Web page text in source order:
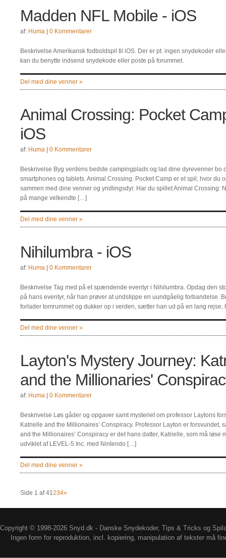
Madden NFL Mobile - iOS
af: Huma 0 Kommentarer
Beskrivelse Amerikansk fodboldspil til iOS. Der er pt. ingen snydekoder
kan du benytte indsend snydekode eller poste på forummet.
Del med dine venner »
Animal Crossing: Pocket
iOS
af: Huma 0 Kommentarer
Beskrivelse Byg verdens bedste campingplads og lad dine dyrevenner bo
smartphones og tablets. Animal Crossing: Pocket Camp er et spil, hvor du
sammen med dine venner og yndlingsdyr. Har du spillet Animal Crossing:
på mange velkendte […]
Del med dine venner »
Nihilumbra - iOS
af: Huma 0 Kommentarer
Beskrivelse Tag med på et spændende eventyr i Nihilumbra. Opdag den
på hans eventyr, når han prøver at undslippe en uundgåelig forbandelse.
forlader tomrummet og dukker op i verden, sætter han ud på en lang
Del med dine venner »
Layton's Mystery Journey:
and the Millionaries'
af: Huma 0 Kommentarer
Beskrivelse Løs gåder og opgaver samt mysteriet om professor Laytons
Katrielle and the Millionaires’ Conspiracy. Professor Layton er forsvundet,
and the Millionaires’ Conspiracy er det hans datter, Katrielle, som må løse
udviklet af LEVEL-5 Inc. med Nintendo […]
Del med dine venner »
Side 1 af 41234»
Copyright © 1998-2026 Snyd.dk - Danske Snydekoder, Tips & Tricks og
Ingen form for reproduktion, incl. kopiering, manipulation af tekster må